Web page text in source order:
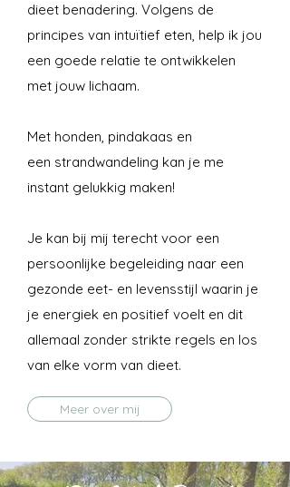
dieet benadering. Volgens de
principes van intuïtief eten, help ik jou
een goede relatie te ontwikkelen
met jouw lichaam.
Met honden, pindakaas en
een strandwandeling kan je me
instant gelukkig maken!
Je kan bij mij terecht voor een
persoonlijke begeleiding naar een
gezonde eet- en levensstijl waarin je
je energiek en positief voelt en dit
allemaal zonder strikte regels en los
van elke vorm van dieet.
Meer over mij